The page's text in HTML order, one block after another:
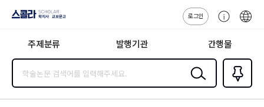
지사·교보문고
로그인
센
주제분류 발행기관 간행물
검색
즐겨찾
기0